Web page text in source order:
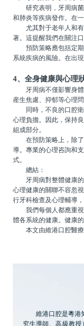
研究表明，牙周病菌
和肺炎等疾病發作。在
尤其對于老年人和有
著。這提醒我們在關注
預防策略應包括定期
系統疾病的風險。在出
4、全身健康與心理
牙周病不僅影響身體
産生焦慮、抑郁等心理
同時，不良的口腔衛
心理負擔。因此，保持
組成部分。
在預防策略上，除了
導。專業的心理咨詢和
式。
總結：
牙周病對整體健康的
心理健康的關聯不容忽
行牙科檢查及心理輔導
我們每個人都應重視
體各系統的健康。健康
本文由維港口腔醫療
維港口腔是粵港
究生導師、高級教